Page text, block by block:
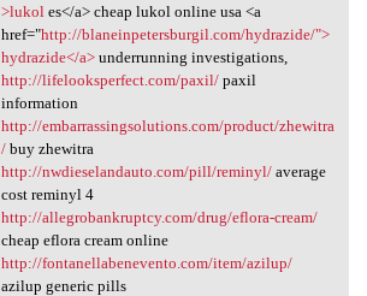
>lukol es</a> cheap lukol online usa <a
href="http://blaneinpetersburgil.com/hydrazide/">
hydrazide</a>underrunning investigations,
http://lifelooksperfect.com/paxil/paxil
information
http://embarrassingsolutions.com/product/zhewitra
/buy zhewitra
http://nwdieselandauto.com/pill/reminyl/average
cost reminyl 4
http://allegrobankruptcy.com/drug/eflora-cream/
cheap eflora cream online
http://fontanellabenevento.com/item/azilup/
azilup generic pills